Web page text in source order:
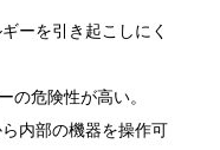
ーを引き起こしにく
の危険性が高い。
内部の機器を操作可